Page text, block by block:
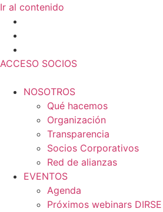
Ir al contenido
ACCESO SOCIOS
NOSOTROS
Qué hacemos
Organización
Transparencia
Socios Corporativos
Red de alianzas
EVENTOS
Agenda
Próximos webinars DIRSE